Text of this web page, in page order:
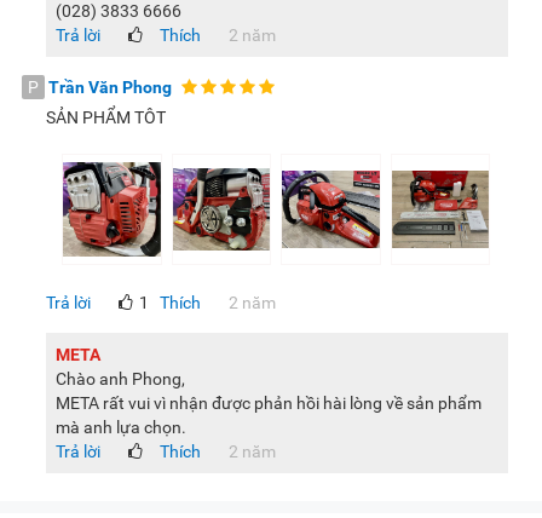
(028) 3833 6666
Trả lời
Thích 2 năm
P Trần Văn Phong
SẢN PHẨM TÔT
Trả lời Thích
1 2 năm
META
Chào anh Phong,
META rất vui vì nhận được phản hồi hài lòng về sản phẩm
mà anh lựa chọn.
Trả lời
Thích 2 năm